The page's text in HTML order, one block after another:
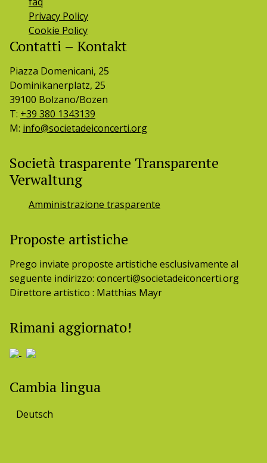
Privacy Policy
Cookie Policy
Contatti – Kontakt
Piazza Domenicani, 25
Dominikanerplatz, 25
39100 Bolzano/Bozen
T: +39 380 1343139
M: info@societadeiconcerti.org
Società trasparente Transparente
Verwaltung
Amministrazione trasparente
Proposte artistiche
Prego inviate proposte artistiche esclusivamente al
seguente indirizzo: concerti@societadeiconcerti.org
Direttore artistico : Matthias Mayr
Rimani aggiornato!
Cambia lingua
Deutsch